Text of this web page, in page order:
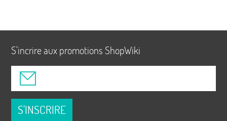
S'incrire aux promotions ShopWiki
S'INSCRIRE